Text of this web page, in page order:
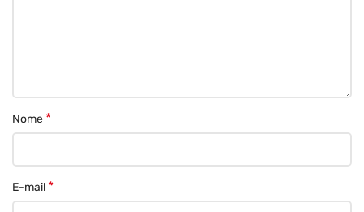
Diga adeus ao checkout padrão do
Nome *
E-mail *